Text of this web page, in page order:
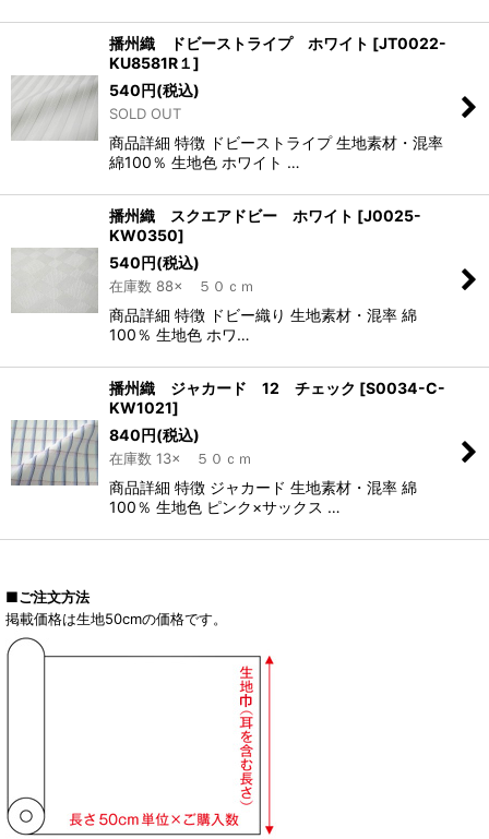
播州織 ドビーストライプ ホワイト [JT0022-
KU8581R１]
540円(税込)
SOLD OUT
商品詳細 特徴 ドビーストライプ 生地素材・混率
綿100％ 生地色 ホワイト …
播州織 スクエアドビー ホワイト [J0025-
KW0350]
540円(税込)
在庫数 88× ５０ｃｍ
商品詳細 特徴 ドビー織り 生地素材・混率 綿
100％ 生地色 ホワ…
播州織 ジャカード 12 チェック [S0034-C-
KW1021]
840円(税込)
在庫数 13× ５０ｃｍ
商品詳細 特徴 ジャカード 生地素材・混率 綿
100％ 生地色 ピンク×サックス …
■ご注文方法
掲載価格は生地50cmの価格です。